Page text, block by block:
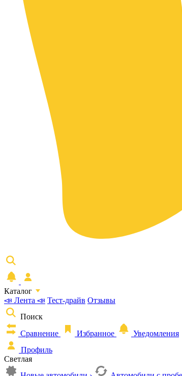
Каталог
📣 Лента 📣 Тест-драйв Отзывы
Поиск
Сравнение
Избранное
Уведомления
Профиль
Светлая